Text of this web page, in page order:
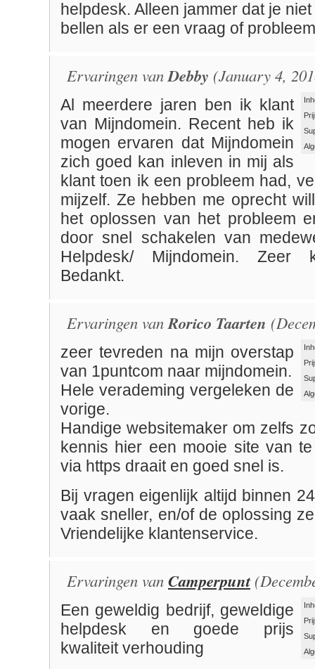
helpdesk. Alleen jammer dat je
bellen als er een vraag of
Ervaringen vanDebby (January 4,
Al meerdere jaren ben ik klant
van Mijndomein. Recent heb ik
mogen ervaren dat Mijndomein
zich goed kan inleven in mij als
klant toen ik een probleem had,
mijzelf. Ze hebben me oprecht
het oplossen van het probleem
door snel schakelen van
Helpdesk/ Mijndomein. Zeer
Bedankt.
Ervaringen vanRorico Taarten
zeer tevreden na mijn overstap
van 1puntcom naar mijndomein.
Hele verademing vergeleken de
vorige.
Handige websitemaker om zelfs
kennis hier een mooie site van
via https draait en goed snel is.
Bij vragen eigenlijk altijd binnen
vaak sneller, en/of de oplossing
Vriendelijke klantenservice.
Ervaringen van Camperpunt
Een geweldig bedrijf, geweldige
helpdesk en goede prijs
kwaliteit verhouding